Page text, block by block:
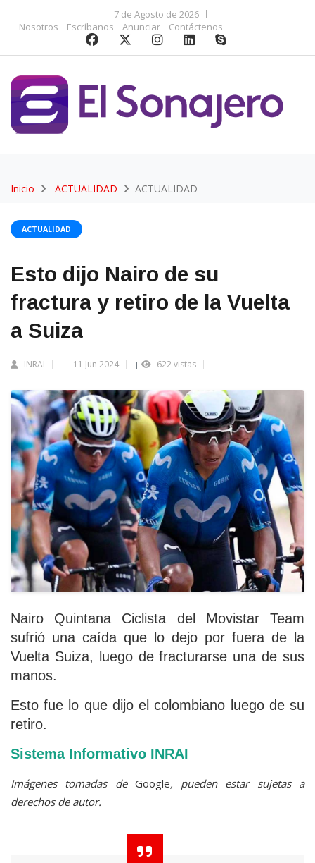
7 de Agosto de 2026
Nosotros
Escríbanos Anunciar Contáctenos
Inicio ACTUALIDAD ACTUALIDAD
ACTUALIDAD
Esto dijo Nairo de su
fractura y retiro de la Vuelta
a Suiza
INRAI | 11 Jun 2024 | 622 vistas
Nairo Quintana Ciclista del Movistar Team
sufrió una caída que lo dejo por fuera de la
Vuelta Suiza, luego de fracturarse una de sus
manos.
Esto fue lo que dijo el colombiano luego de su
retiro.
Sistema Informativo INRAI
Imágenes tomadas de Google, pueden estar sujetas a
derechos de autor.